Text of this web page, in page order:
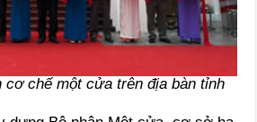
cơ chế một cửa trên địa bàn tỉnh